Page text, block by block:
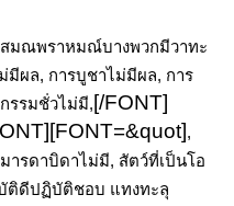
มณพราหมณ์บางพวกมีวาทะ
มีผล, การบูชาไม่มีผล, การ
รรมชั่วไม่มี, [/FONT]
[FONT=&quot],
ารดาบิดาไม่มี, สัตว์ที่เป็นโอ
ดีปฏิบัติชอบ แทงทะลุ